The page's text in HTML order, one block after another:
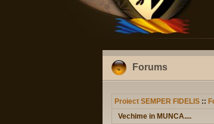
Forums
Proiect SEMPER FIDELIS ::
Vechime in MUNCA....